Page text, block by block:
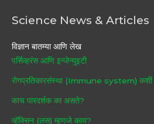
Science News & Articles
विज्ञान बातम्या आणि लेख
पर्सिव्हरंस आणि इन्जेन्युइटी
रोगप्रतिकारसंस्था (Immune system) कशी
काच पारदर्शक का असते?
व्हॅक्सिन (लस) म्हणजे काय?